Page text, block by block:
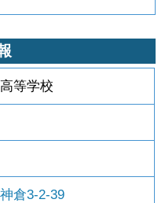
等学校
倉3-2-39